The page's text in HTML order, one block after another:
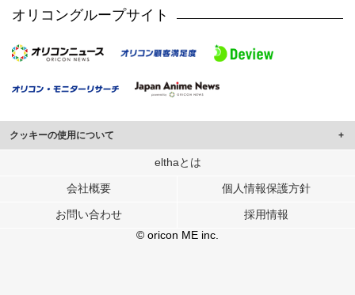
オリコングループサイト
クッキーの使用について
このサイトでは Cookie を使用して、ユーザーに合わせたコンテンツや広告の
行っています。
メディアや広告配信、データ解析の各パートナーに提供しています。
各パートナーは、この情報とユーザーが各パートナーに提供した他の情報や、
ユーザーが各パートナーのサービスを使用したときに収集した他の情報を組み
elthaとは
会社概要 個人情報保護方針
お問い合わせ
採用情報
© oricon ME inc.